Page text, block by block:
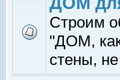
Строим
"ДОМ,
стены,